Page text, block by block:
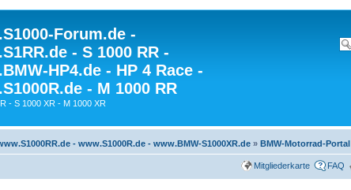
Forum.de -
- S 1000 RR -
HP4.de - HP 4 Race -
- M 1000 RR
- S 1000 XR - M 1000 XR
- www.S1000R.de - www.BMW-S1000XR.de » BMW-Motorrad-Portal
Mitgliederkarte FAQ